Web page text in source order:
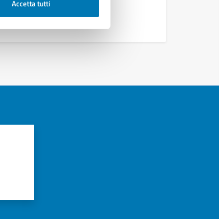
Accetta tutti